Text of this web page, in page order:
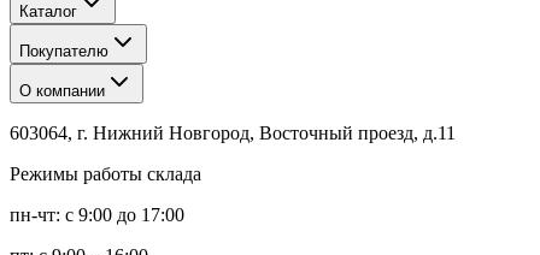
Каталог
Покупателю
О компании
603064, г. Нижний Новгород, Восточный проезд, д.11
Режимы работы склада
пн-чт: с 9:00 до 17:00